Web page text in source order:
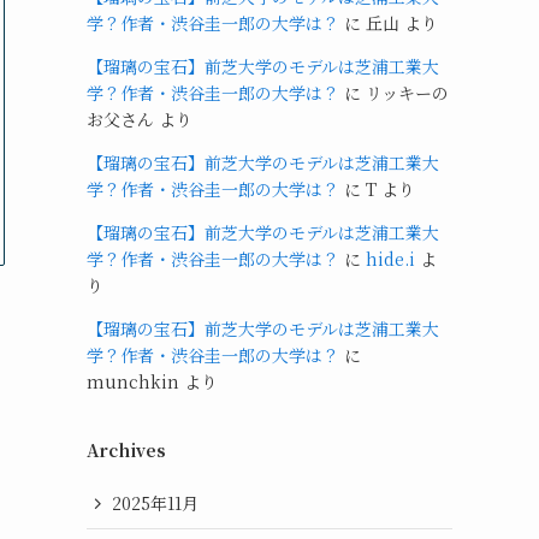
学？作者・渋谷圭一郎の大学は？ に 丘山 より
【瑠璃の宝石】前芝大学のモデルは芝浦工業大
学？作者・渋谷圭一郎の大学は？ に リッキーの
お父さん より
【瑠璃の宝石】前芝大学のモデルは芝浦工業大
学？作者・渋谷圭一郎の大学は？ に T より
【瑠璃の宝石】前芝大学のモデルは芝浦工業大
学？作者・渋谷圭一郎の大学は？ に hide.i よ
り
【瑠璃の宝石】前芝大学のモデルは芝浦工業大
学？作者・渋谷圭一郎の大学は？ に
munchkin より
Archives
2025年11月